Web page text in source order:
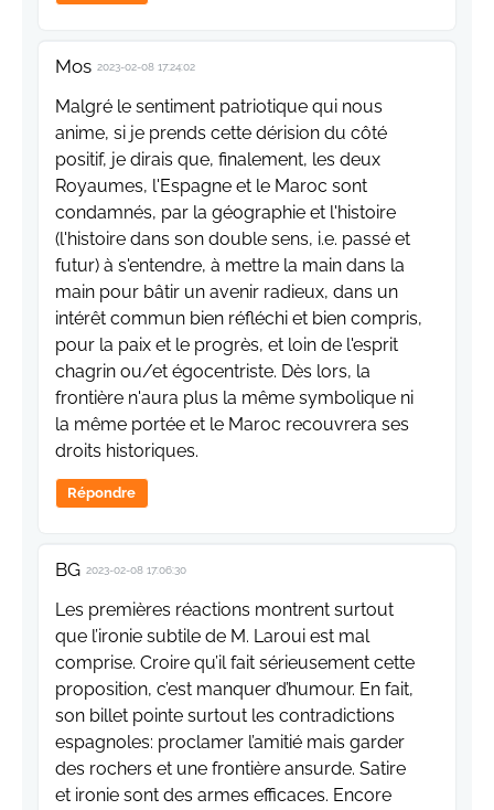
Mos 2023-02-08 17:24:02
Malgré le sentiment patriotique qui nous
anime, si je prends cette dérision du côté
positif, je dirais que, finalement, les deux
Royaumes, l'Espagne et le Maroc sont
condamnés, par la géographie et l'histoire
(l'histoire dans son double sens, i.e. passé et
futur) à s'entendre, à mettre la main dans la
main pour bâtir un avenir radieux, dans un
intérêt commun bien réfléchi et bien compris,
pour la paix et le progrès, et loin de l'esprit
chagrin ou/et égocentriste. Dès lors, la
frontière n'aura plus la même symbolique ni
la même portée et le Maroc recouvrera ses
droits historiques.
Répondre
BG 2023-02-08 17:06:30
Les premières réactions montrent surtout
que l’ironie subtile de M. Laroui est mal
comprise. Croire qu’il fait sérieusement cette
proposition, c’est manquer d’humour. En fait,
son billet pointe surtout les contradictions
espagnoles: proclamer l’amitié mais garder
des rochers et une frontière ansurde. Satire
et ironie sont des armes efficaces. Encore